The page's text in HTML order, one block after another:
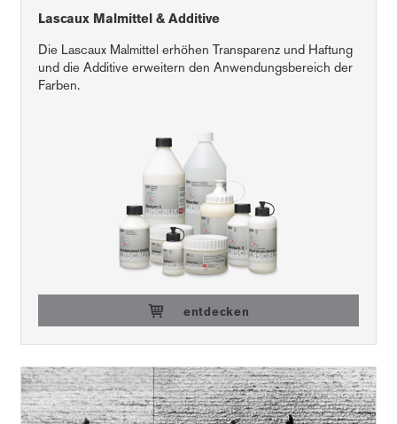
Lascaux Malmittel & Additive
Die Lascaux Malmittel erhöhen Transparenz und Haftung
und die Additive erweitern den Anwendungsbereich der
Farben.
entdecken